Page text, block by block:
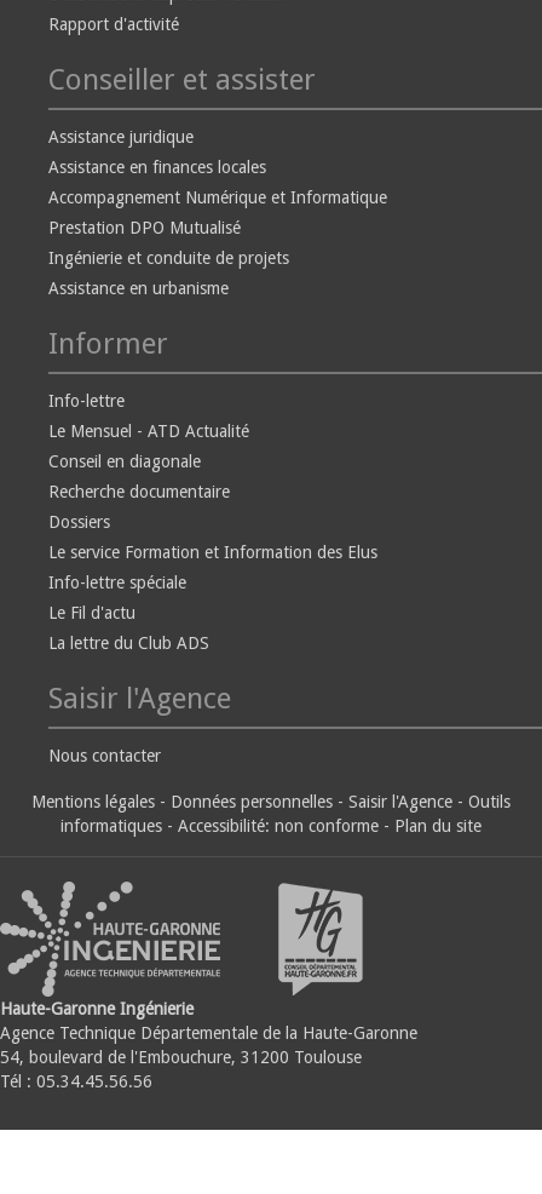
Rapport d'activité
Conseiller et assister
Assistance juridique
Assistance en finances locales
Accompagnement Numérique et Informatique
Prestation DPO Mutualisé
Ingénierie et conduite de projets
Assistance en urbanisme
Informer
Info-lettre
Le Mensuel - ATD Actualité
Conseil en diagonale
Recherche documentaire
Dossiers
Le service Formation et Information des Elus
Info-lettre spéciale
Le Fil d'actu
La lettre du Club ADS
Saisir l'Agence
Nous contacter
Mentions légales - Données personnelles - Saisir l'Agence - Outils
informatiques - Accessibilité: non conforme - Plan du site
Haute-Garonne Ingénierie
Agence Technique Départementale de la Haute-Garonne
54, boulevard de l'Embouchure, 31200 Toulouse
Tél : 05.34.45.56.56